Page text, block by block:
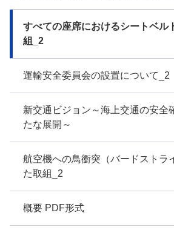
すべての座席におけるシートベル
組_2
運輸安全委員会の設置について_2
新交通ビジョン～海上交通の安全
たな展開～
航空機への鳥衝突（バードストラ
た取組_2
概要 PDF形式